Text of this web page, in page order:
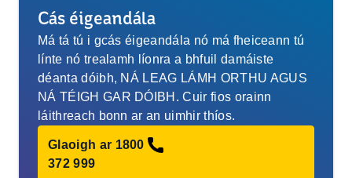
Cás éigeandála
Má tá tú i gcás éigeandála nó má fheiceann tú
línte nó trealamh líonra a bhfuil damáiste
déanta dóibh, NÁ LEAG LÁMH ORTHU AGUS
NÁ TÉIGH GAR DÓIBH. Cuir fios orainn
láithreach bonn ar an uimhir thíos.
Glaoigh ar 1800
372 999